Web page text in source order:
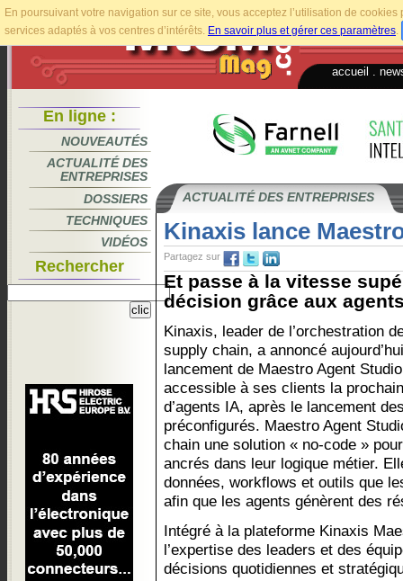
En poursuivant votre navigation sur ce site, vous acceptez l’utilisation de
services adaptés à vos centres d’intérêts. En savoir plus et gérer ces paramètres.
accueil
En ligne :
NOUVEAUTÉS
ACTUALITÉ DES
ENTREPRISES
DOSSIERS
TECHNIQUES
VIDÉOS
Rechercher
ACTUALITÉ DES ENTREPRISES
Kinaxis lance
Partagez sur
Et passe à la vitesse
décision grâce aux
Kinaxis, leader de l’orchestration
supply chain, a annoncé
lancement de Maestro Agent
accessible à ses clients la
d’agents IA, après le lancement
préconfigurés. Maestro Agent
chain une solution « no-code »
ancrés dans leur logique métier.
données, workflows et outils que
afin que les agents génèrent des
Intégré à la plateforme Kinaxis
l’expertise des leaders et des
décisions quotidiennes et